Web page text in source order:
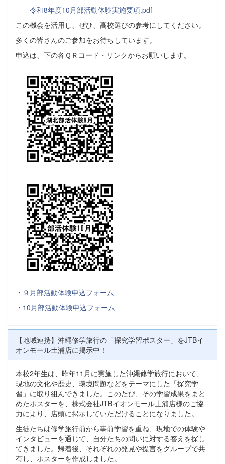
令和8年度10月部活動体験実施要項.pdf
この機会を活用し、ぜひ、高校選びの参考にしてください。
多くの皆さんのご参加をお待ちしています。
申込は、下の各ＱＲコード・リンクからお願いします。
・ ９月部活動体験申込フォーム
・ 10月部活動体験申込フォーム
【地域連携】沖縄修学旅行の「探究学習ポスター」をJTBイ
オンモール土浦店に掲示中！
本校2年生は、昨年11月に実施した沖縄修学旅行において、
現地の文化や歴史、環境問題などをテーマにした「探究学
習」に取り組んできました。このたび、その学習成果をまと
めたポスターを、株式会社JTBイオンモール土浦店様のご協
力により、店頭に掲示していただけることになりました。
生徒たちは修学旅行前から事前学習を重ね、現地での体験や
インタビューを通じて、自分たちの問いに対する答えを探し
てきました。帰着後、それぞれの発見や提言をグループで共
有し、ポスターを作成しました。